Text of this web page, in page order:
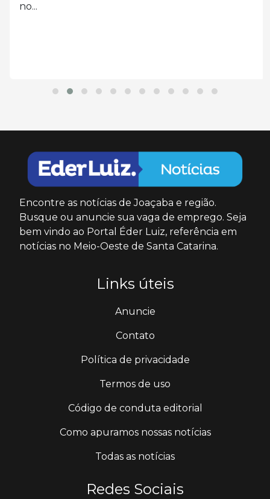
no...
Encontre as notícias de Joaçaba e região.
Busque ou anuncie sua vaga de emprego. Seja
bem vindo ao Portal Éder Luiz, referência em
notícias no Meio-Oeste de Santa Catarina.
Links úteis
Anuncie
Contato
Política de privacidade
Termos de uso
Código de conduta editorial
Como apuramos nossas notícias
Todas as notícias
Redes Sociais